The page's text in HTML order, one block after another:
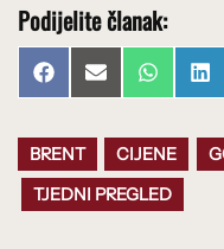
Podijelite članak:
Share
on
FacebookShare
on
Email Share
on
BRENT CIJENE
TJEDNI PREGLED